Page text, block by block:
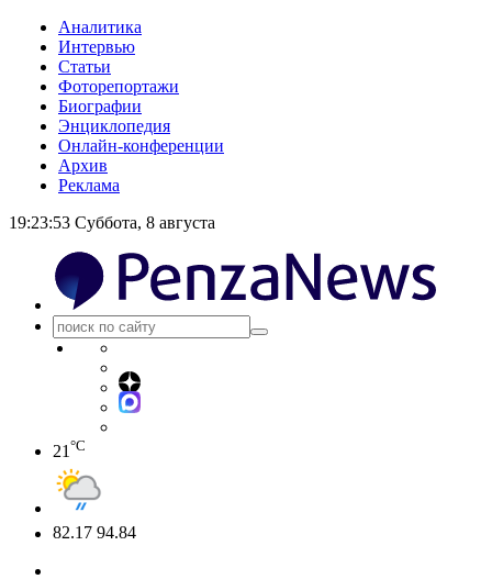
Аналитика
Интервью
Статьи
Фоторепортажи
Биографии
Энциклопедия
Онлайн-конференции
Архив
Реклама
19:23:54 Суббота, 8 августа
21 °C
82.17 94.84